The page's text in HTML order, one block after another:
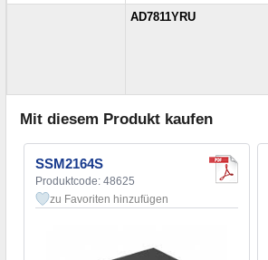
AD7811YRU
Mit diesem Produkt kaufen
SSM2164S
Produktcode: 48625
zu Favoriten hinzufügen